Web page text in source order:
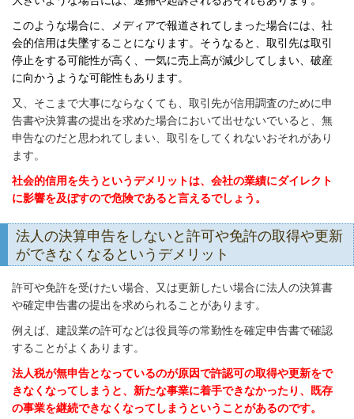
このような場合に、メディアで報道されてしまった場合には、社
会的信用は失墜することになります。そうなると、取引先は取引
停止をする可能性が高く、一気に売上高が減少してしまい、破産
に向かうような可能性もあります。
又、そこまで大事にならなくても、取引先が信用調査のために申
告書や決算書の提出を求めた場合において出せないでいると、無
申告なのだと思われてしまい、取引をしてくれないおそれがあり
ます。
社会的信用を失うというデメリットは、会社の業績にダイレクト
に影響を及ぼすので危険であると言えるでしょう。
法人の決算申告をしないと許可や免許の取得や更新
ができなくなるというデメリット
許可や免許を受けたい場合、又は更新したい場合に法人の決算書
や確定申告書の提出を求められることがあります。
例えば、建設業の許可などは役員等の常勤性を確定申告書で確認
することがよくあります。
法人税が無申告となっているのが原因で許認可の取得や更新をで
きなくなってしまうと、新たな事業に着手できなかったり、既存
の事業を継続できなくなってしまうということがあるのです。